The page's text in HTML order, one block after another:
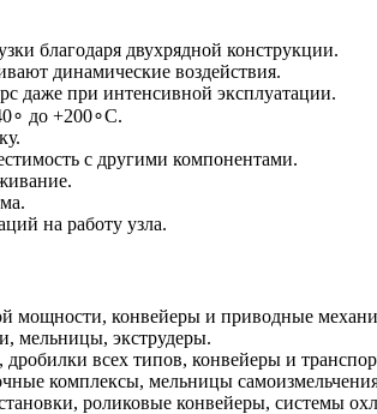
благодаря двухрядной конструкции.
динамические воздействия.
даже при интенсивной эксплуатации.
до +200∘C.
с другими компонентами.
на работу узла.
конвейеры и приводные
мельницы, экструдеры.
всех типов, конвейеры и
комплексы, мельницы
роликовые конвейеры, системы